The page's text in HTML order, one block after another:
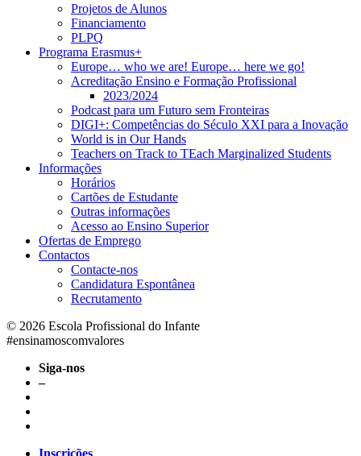
Projetos de Alunos
Financiamento
PLPQ
Programa Erasmus+
Europe… who we are! Europe… here we go!
Acreditação Ensino e Formação Profissional
2023/2024
Podcast para um Futuro sem Fronteiras
DIGI+: Competências do Século XXI para a Inovação
World is in Our Hands
Teachers on Track to TEach Marginalized Students
Informações
Horários
Cartões de Estudante
Outras informações
Acesso ao Ensino Superior
Ofertas de Emprego
Contactos
Contacte-nos
Candidatura Espontânea
Recrutamento
© 2026 Escola Profissional do Infante
#ensinamoscomvalores
Siga-nos
–
Inscrições